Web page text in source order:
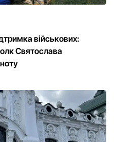
військових:
Святослава